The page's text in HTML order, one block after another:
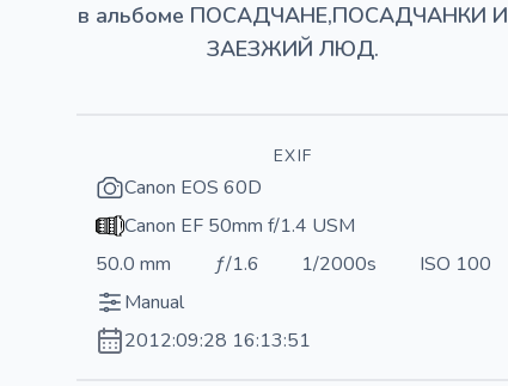
в альбоме ПОСАДЧАНЕ,ПОСАДЧАНКИ И
ЗАЕЗЖИЙ ЛЮД.
EXIF
Canon EOS 60D
Canon EF 50mm f/1.4 USM
50.0 mm
ƒ/1.6 1/2000s
ISO 100
Manual
2012:09:28 16:13:51